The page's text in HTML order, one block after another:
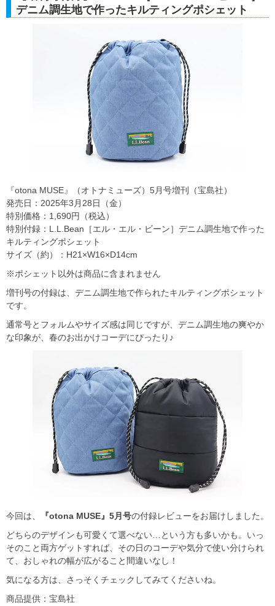
デニム調生地で作ったキルティングポシェット
『otona MUSE』（オトナミューズ）5月号増刊（宝島社）
発売日：2025年3月28日（金）
特別価格：1,690円（税込）
特別付録：L.L.Bean［エル・エル・ビーン］デニム調生地で作った
キルティングポシェット
サイズ（約）：H21×W16×D14cm
※ポシェット以外は商品に含まれません
増刊号の付録は、デニム調生地で作られたキルティングポシェット
です。
通常号とフォルムやサイズ感は同じですが、デニム調生地の爽やか
な印象が、春のお出かけコーデにぴったり♪
今回は、 『otona MUSE』5月号の付録レビューをお届けしました。
どちらのデザインも可愛くて選べない…という方も多いかも。いっ
そのこと両方ゲットすれば、その日のコーデや気分で使い分けられ
て、おしゃれの幅が広がること間違いなし！
気になる方は、さっそくチェックしてみてくださいね。
商品提供：宝島社